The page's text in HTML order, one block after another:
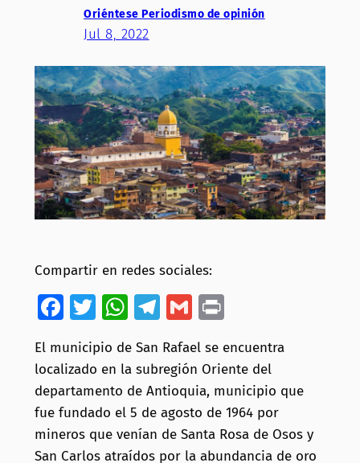
Oriéntese Periodismo de opinión
Jul 8, 2022
Compartir en redes sociales:
Facebook
Twitter
WhatsApp
Telegram
GmailPrint
El municipio de San Rafael se encuentra
localizado en la subregión Oriente del
departamento de Antioquia, municipio que
fue fundado el 5 de agosto de 1964 por
mineros que venían de Santa Rosa de Osos y
San Carlos atraídos por la abundancia de oro